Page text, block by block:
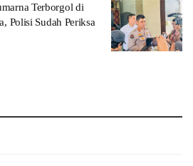
Terborgol di
Polisi Sudah Periksa